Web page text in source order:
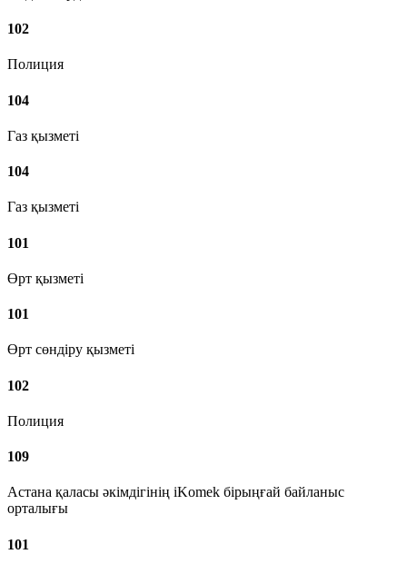
102
Полиция
104
Газ қызметі
104
Газ қызметі
101
Өрт қызметі
101
Өрт сөндіру қызметі
102
Полиция
109
Астана қаласы әкімдігінің iKomek бірыңғай байланыс
орталығы
101